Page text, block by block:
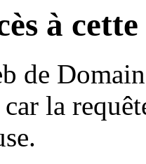
à
de
la